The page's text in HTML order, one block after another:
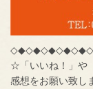
☆「いいね！」や
感想をお願い致